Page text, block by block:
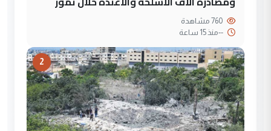
--منذ 15 ساعة
2